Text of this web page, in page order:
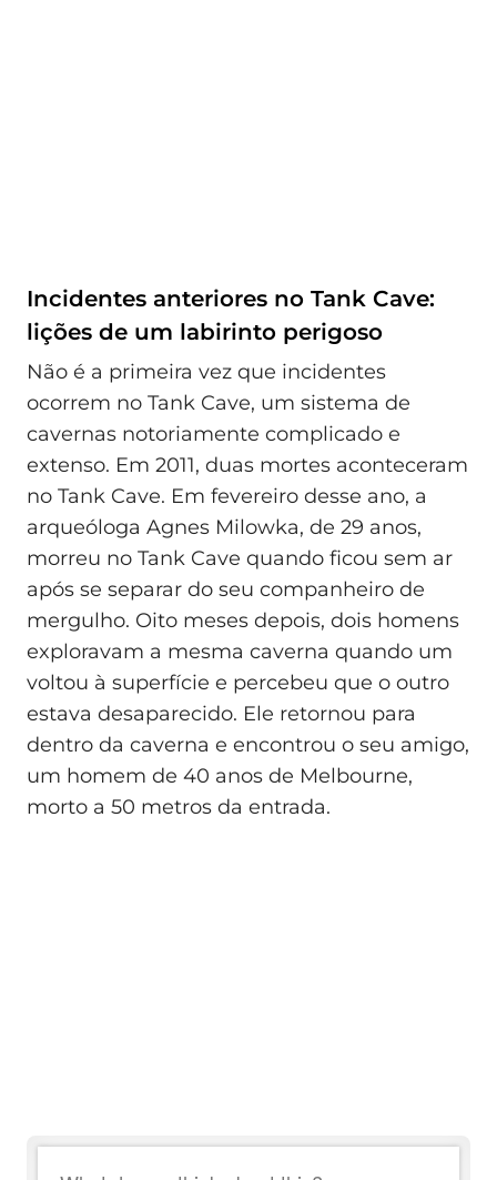
Incidentes anteriores no Tank Cave:
lições de um labirinto perigoso
Não é a primeira vez que incidentes
ocorrem no Tank Cave, um sistema de
cavernas notoriamente complicado e
extenso. Em 2011, duas mortes aconteceram
no Tank Cave. Em fevereiro desse ano, a
arqueóloga Agnes Milowka, de 29 anos,
morreu no Tank Cave quando ficou sem ar
após se separar do seu companheiro de
mergulho. Oito meses depois, dois homens
exploravam a mesma caverna quando um
voltou à superfície e percebeu que o outro
estava desaparecido. Ele retornou para
dentro da caverna e encontrou o seu amigo,
um homem de 40 anos de Melbourne,
morto a 50 metros da entrada.